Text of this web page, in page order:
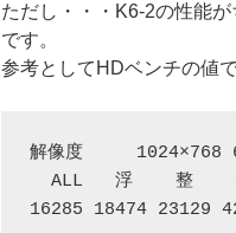
ただし・・・K6-2の性能
です。
参考としてHDベンチの値
解像度
ALL   浮    整
16285 18474 23129